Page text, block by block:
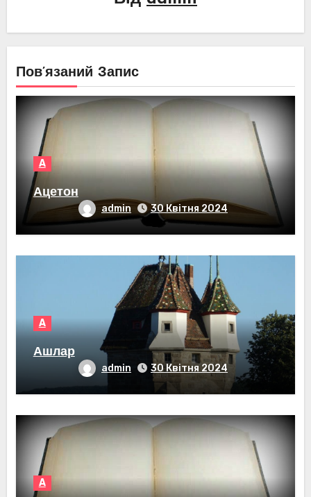
Пов’язаний Запис
А
Ацетон
admin 30 Квітня 2024
А
Ашлар
admin 30 Квітня 2024
А